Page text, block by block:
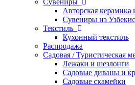
Сувениры
Авторская керамика
Сувениры из
Текстиль
Кухонный текстиль
Распродажа
Садовая / Туристическая
Лежаки и шезлонги
Садовые диваны и
Садовые скамейки